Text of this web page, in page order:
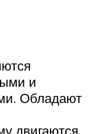
и
Обладают
двигаются